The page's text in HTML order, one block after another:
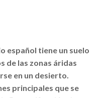
español tiene un suelo
de las zonas áridas
en un desierto.
principales que se